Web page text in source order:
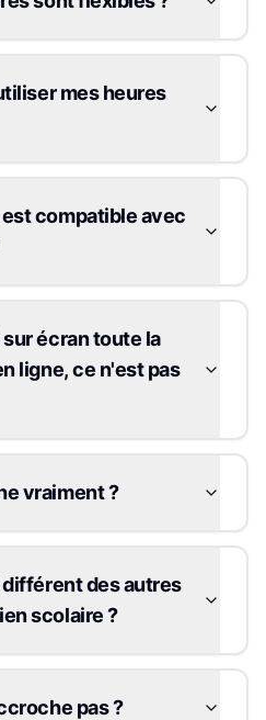
mes heures
compatible avec
écran toute la
ligne, ce n'est pas
vraiment ?
différent des autres
scolaire ?
pas ?